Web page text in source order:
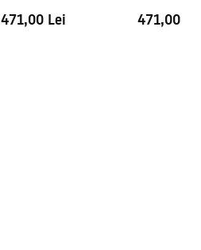
471,00 Lei 471,00